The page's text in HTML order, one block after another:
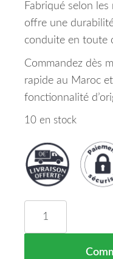
Fabriqué selon les
offre une
conduite en toute
Commandez dès
rapide au Maroc
fonctionnalité
10 en stock